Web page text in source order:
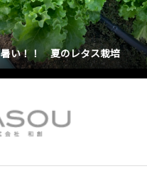
暑い！！ 夏のレタス栽培